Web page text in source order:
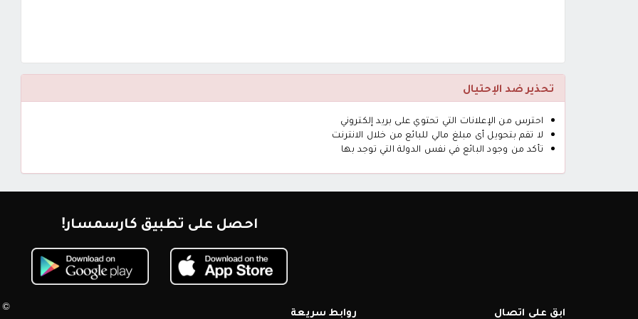
تحذير ضد الإحتيال
احترس من الإعلانات التي تحتوي على بريد إلكتروني
لا تقم بتحويل أى مبلغ مالي للبائع من خلال الانترنت
تأكد من وجود البائع في نفس الدولة التي توجد بها
احصل على تطبيق كارسمسار!
ابق على اتصال روابط سريعة © 2026 كارسمسار. جميع